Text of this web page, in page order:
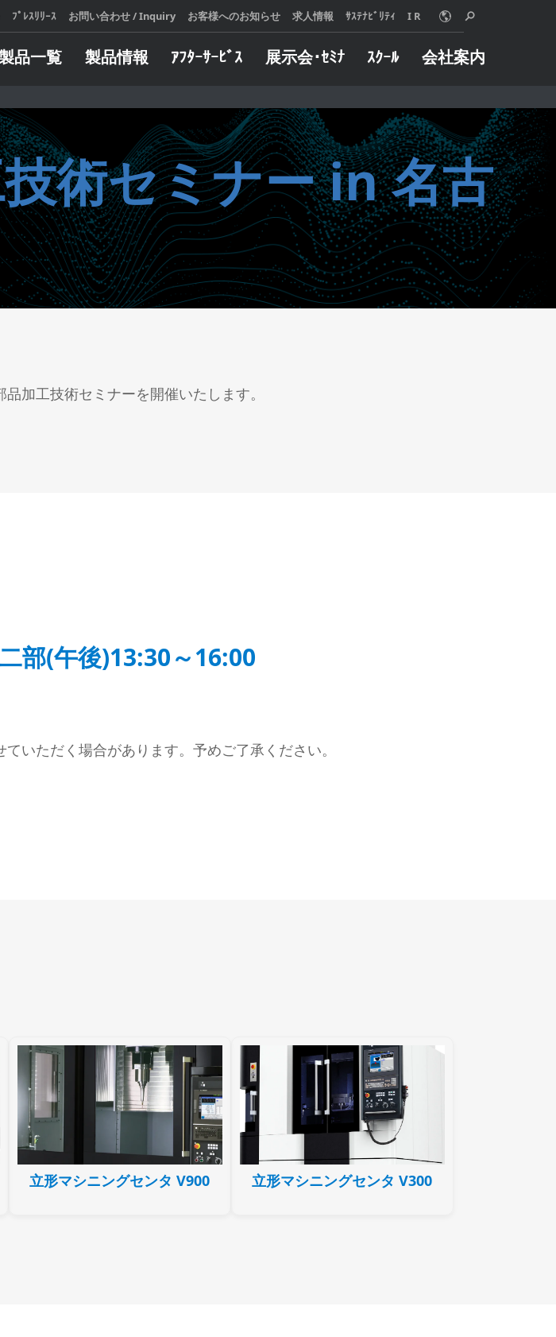
ﾌﾟﾚｽﾘﾘｰｽ お問い合わせ / Inquiry お客様へのお知らせ 求人情報 ｻｽﾃﾅﾋﾞﾘﾃｨ I R
Makino Online
カタログや加工事例など
をご利用いただけます。
LEARN MORE
品一覧 製品情報
ョン
動交換装置
イルロボット
システム
交換／搬送システ
システム
エンジニアリングサービス
ターンキー
インダストリー
自動車
半導体
金型
航空宇宙
ｱﾌﾀｰｻｰﾋﾞｽ
アフターサービス
設備機械に万一トラブル
が発生した際は、迅速に
対応いたします。
LEARN MORE
展示会･ｾﾐﾅ
メールマガジンのご登録
ｽｸｰﾙ
クール
日程表
スのご案内
コースのご案内
スのご案内
会社案内
会社概要
マキノは、使う人、売る
人、造る人、みんなが信
頼しあえることを願い、
全ての製品とサービス、
自らの組織と社員のあり
方において、『クオリテ
ィ・ファースト』を追求
技術セミナー in 名古
加工技術セミナーを開催いたします。
(午後)13:30～16:00
いただく場合があります。予めご了承ください。
立形マシニングセンタ V900 立形マシニングセンタ V300